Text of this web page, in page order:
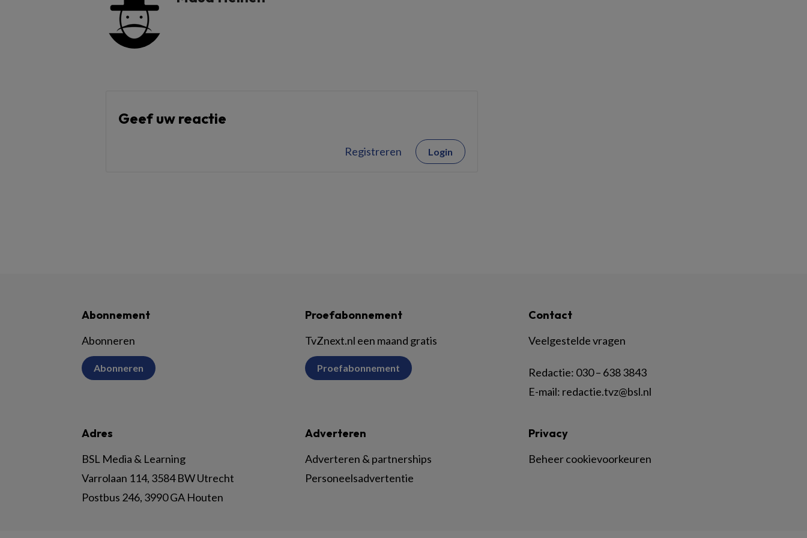
Geef uw reactie
Registreren Login
Abonnement
Abonneren
Abonneren
Proefabonnement
TvZnext.nl een maand gratis
Proefabonnement
Contact
Veelgestelde vragen
Redactie: 030 – 638 3843
E-mail: redactie.tvz@bsl.nl
Adres
BSL Media & Learning
Varrolaan 114, 3584 BW Utrecht
Postbus 246, 3990 GA Houten
Adverteren
Adverteren & partnerships
Personeelsadvertentie
Privacy
Beheer cookievoorkeuren